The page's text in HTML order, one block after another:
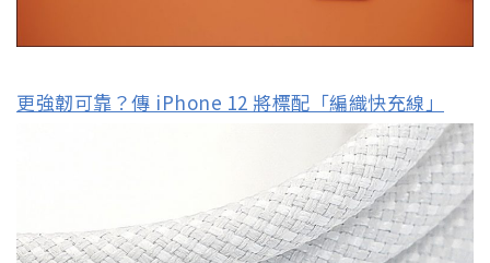
更強韌可靠？傳 iPhone 12 將標配「編織快充線」